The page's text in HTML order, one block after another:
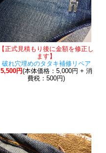
【正式見積もり後に金額を修正し
ます】
破れ穴埋めのタタキ補修リペア
5,500円(本体価格：5,000円 + 消
費税：500円)